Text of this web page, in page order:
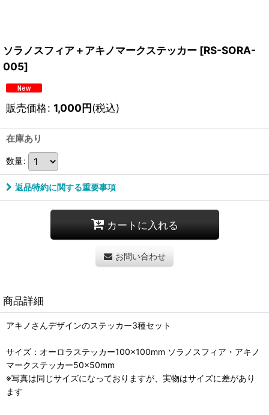
ソラノスフィア＋アキノマークステッカー [RS-SORA-
005]
販売価格: 1,000円(税込)
在庫あり
数量:
返品特約に関する重要事項
カートに入れる
お問い合わせ
商品詳細
アキノさんデザインのステッカー3種セット
サイズ：オーロラステッカー100×100mm ソラノスフィア・アキノ
マークステッカー50×50mm
※写真は同じサイズになっておりますが、実物はサイズに差があり
ます